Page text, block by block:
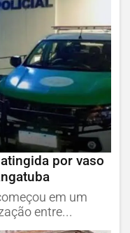
por vaso
em um
entre...